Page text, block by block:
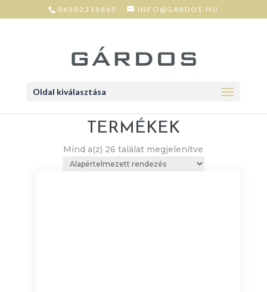
06302318665 INFO@GARDOS.HU
Oldal kiválasztása
TERMÉKEK
Mind a(z) 26 találat megjelenítve